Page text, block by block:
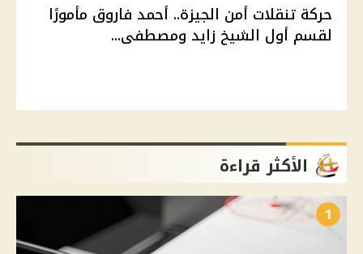
حركة تنقلات أمن الجيزة.. أحمد فاروق مأمورًا
لقسم أول الشيخ زايد ومصطفى...
الأكثر قراءة
1